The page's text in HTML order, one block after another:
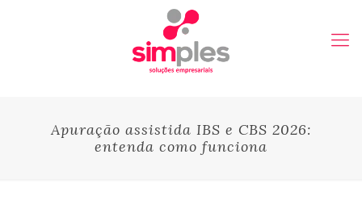
Apuração assistida IBS e CBS 2026:
entenda como funciona